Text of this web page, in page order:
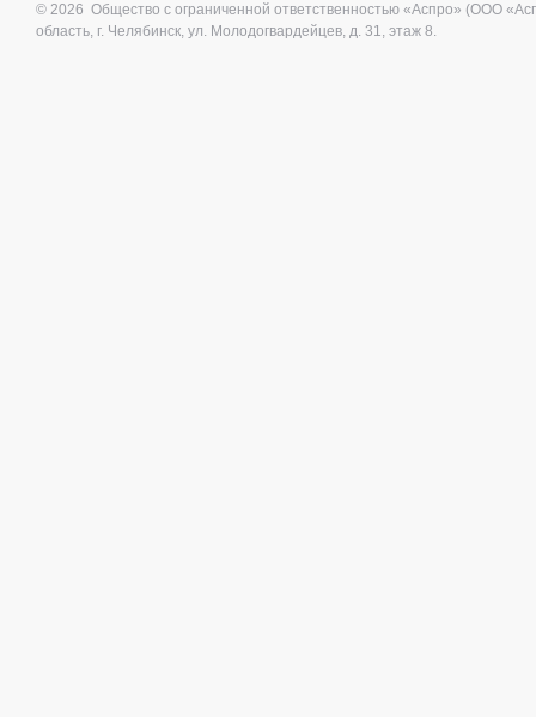
© 2026 Общество с ограниченной ответственностью «Аспро» (ООО
область, г. Челябинск, ул. Молодогвардейцев, д. 31, этаж 8.